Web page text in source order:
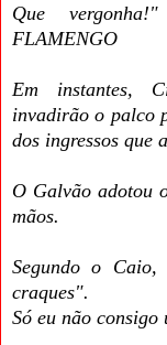
Que
FLAMENGO
Em instantes,
invadirão o palco
dos ingressos que
O Galvão adotou
mãos.
Segundo o
craques".
Só eu não